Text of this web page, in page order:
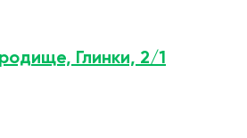
Глинки, 2/1